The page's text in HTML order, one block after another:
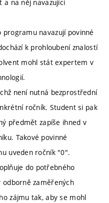
a na něj navazující
navazují povinné
k prohloubení znalostí
mohl stát expertem v
není nutná bezprostřední
ročník. Student si pak
předmět zapíše ihned v
Takové povinné
uveden ročník "0".
do potřebného
zaměřených
zájmu tak, aby se mohl